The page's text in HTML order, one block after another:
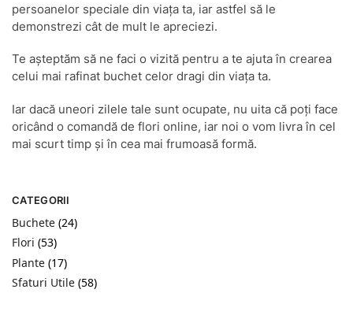
persoanelor speciale din viața ta, iar astfel să le
demonstrezi cât de mult le apreciezi.
Te așteptăm să ne faci o vizită pentru a te ajuta în crearea
celui mai rafinat buchet celor dragi din viața ta.
Iar dacă uneori zilele tale sunt ocupate, nu uita că poți face
oricând o comandă de flori online, iar noi o vom livra în cel
mai scurt timp și în cea mai frumoasă formă.
CATEGORII
Buchete (24)
Flori (53)
Plante (17)
Sfaturi Utile (58)